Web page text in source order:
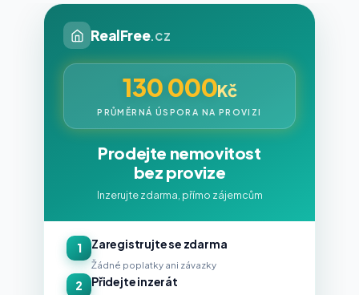
RealFree.cz
130 000Kč
PRŮMĚRNÁ ÚSPORA NA PROVIZI
Prodejte nemovitost
bez provize
Inzerujte zdarma, přímo zájemcům
1 Zaregistrujte se zdarma
Žádné poplatky ani závazky
2 Přidejte inzerát